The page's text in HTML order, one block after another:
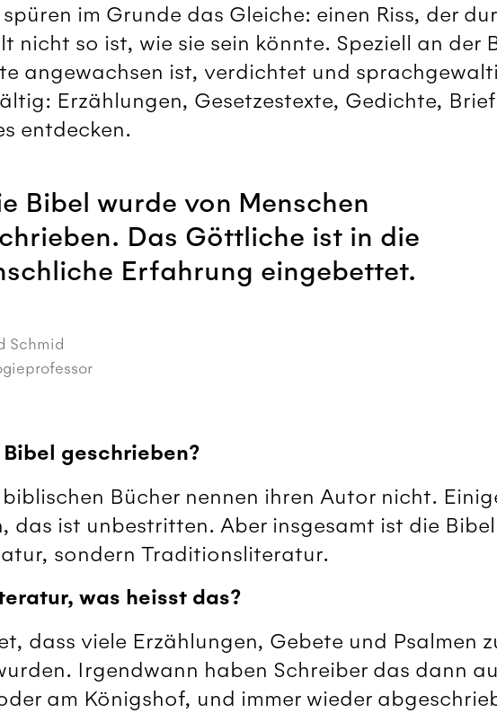
im Grunde das Gleiche: einen Riss, der
nicht so ist, wie sie sein könnte. Speziell an der
angewachsen ist, verdichtet und
Erzählungen, Gesetzestexte, Gedichte,
entdecken.
Bibel wurde von Menschen
Das Göttliche ist in die
Erfahrung eingebettet.
Schmid
geschrieben?
biblischen Bücher nennen ihren Autor nicht.
das ist unbestritten. Aber insgesamt ist die
sondern Traditionsliteratur.
was heisst das?
dass viele Erzählungen, Gebete und Psalmen
Irgendwann haben Schreiber das dann
am Königshof, und immer wieder